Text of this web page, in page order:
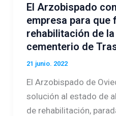
El Arzobispado
empresa para que
rehabilitación de
cementerio de
21 junio. 2022
El Arzobispado de
solución al estado de
de rehabilitación,